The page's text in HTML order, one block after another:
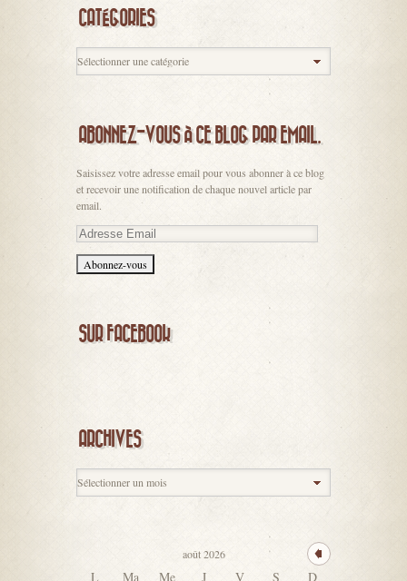
CATÉGORIES
ABONNEZ-VOUS À CE BLOG PAR EMAIL.
Saisissez votre adresse email pour vous abonner à ce blog
et recevoir une notification de chaque nouvel article par
email.
Adresse
Email
SUR FACEBOOK
ARCHIVES
août 2026
L Ma Me J V S D